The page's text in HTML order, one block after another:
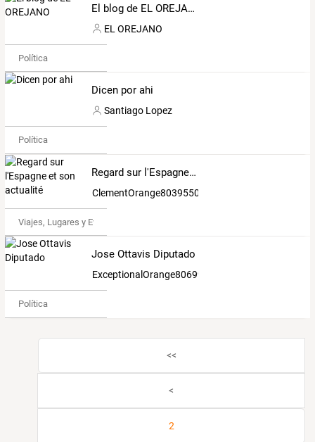
El blog de EL OREJANO
EL OREJANO
Política
Dicen por ahi
Santiago Lopez
Política
Regard sur l'Espagne et son actualité
ClementOrange8039550
Viajes, Lugares y Eventos
Jose Ottavis Diputado
ExceptionalOrange8069930
Política
<<
<
2